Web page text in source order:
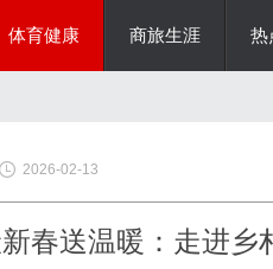
体育健康 商旅生涯 热
2026-02-13
春送温暖：走进乡